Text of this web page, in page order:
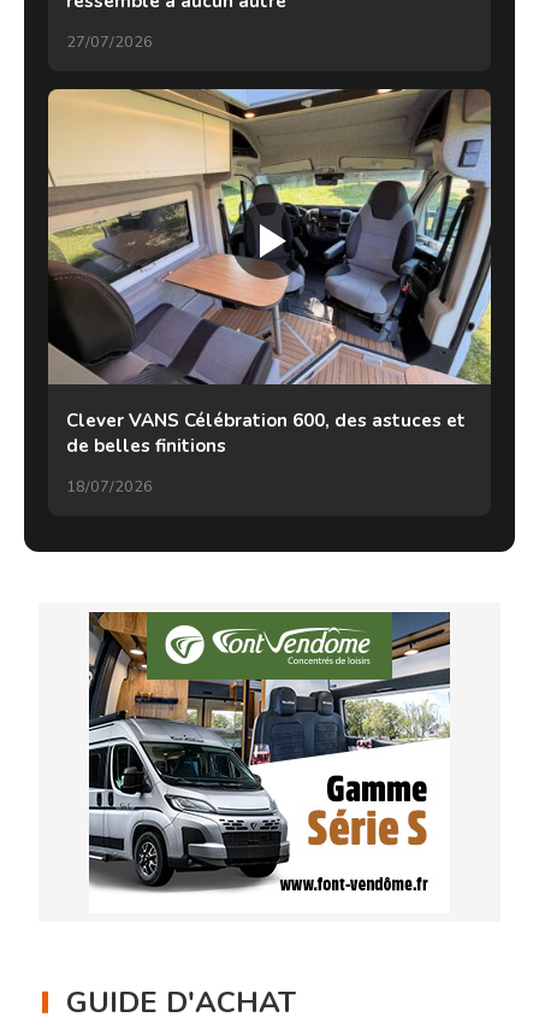
27/07/2026
Clever VANS Célébration 600, des astuces et
de belles finitions
18/07/2026
GUIDE D'ACHAT